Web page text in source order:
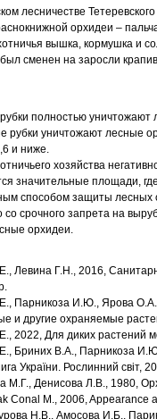
лесничестве
орхидеи –
вышка, кормушка и
сменен на заросли
полностью уничтожают
рубки уничтожают лесные
и ниже.
хозяйства
значительные площади,
способом защиты лесных
со срочного запрета на
орхидеи.
Левина Г.Н., 2016,
Парникоза И.Ю., Ярова
и другие охраняемые
2022, Для диких растений
Бриних В.А., Парникоза
України. Рослинний світ,
М.Г., Денисова Л.В., 1980,
Conal M., 2006,
Н.В., Амосова И.Б.,